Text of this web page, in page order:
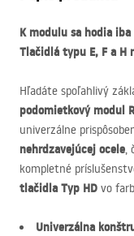
K modulu sa hodia
Tlačidlá typu E, F a H
Hľadáte spoľahlivý
podomietkový modul
univerzálne
nehrdzavejúcej ocele,
kompletné
tlačidla Typ HD vo
Univerzálna